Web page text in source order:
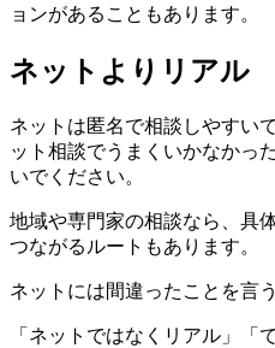
ョンがあることもあります。
ネットよりリアル
ネットは匿名で相談しやすい
ット相談でうまくいかなかっ
いでください。
地域や専門家の相談なら、具
つながるルートもあります。
ネットには間違ったことを言
「ネットではなくリアル」「